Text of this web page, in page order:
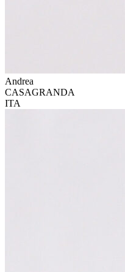
Andrea
CASAGRANDA
ITA